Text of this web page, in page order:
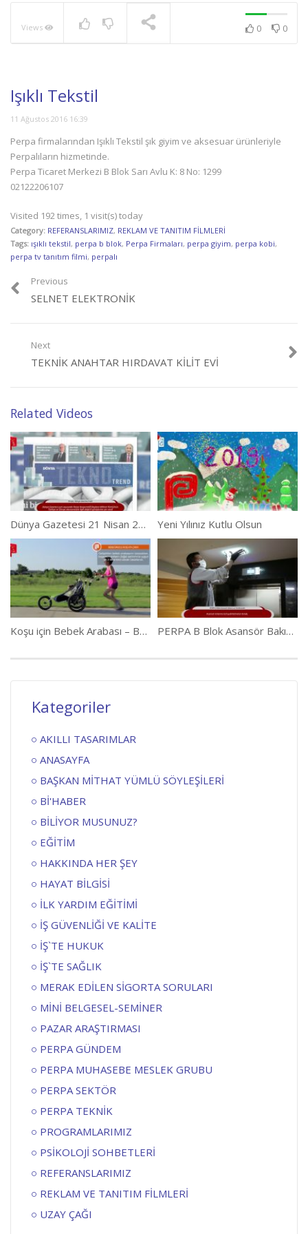
Views 0 0
Işıklı Tekstil
11 Ağustos 2016 16:39
Perpa firmalarından Işıklı Tekstil şık giyim ve aksesuar ürünleriyle
Perpalıların hizmetinde.
Perpa Ticaret Merkezi B Blok Sarı Avlu K: 8 No: 1299
02122206107
Visited 192 times, 1 visit(s) today
Category: REFERANSLARIMIZ, REKLAM VE TANITIM FİLMLERİ
Tags: ışıklı tekstil, perpa b blok, Perpa Firmaları, perpa giyim, perpa kobi,
perpa tv tanıtım filmi, perpalı
Previous
SELNET ELEKTRONIK
Next
TEKNIK ANAHTAR HIRDAVAT KILIT EVI
Related Videos
Dünya Gazetesi 21 Nisan 2017 Başkan Mithat Yümlü Röportajı Yeni Yılınız Kutlu Olsun
Koşu için Bebek Arabası – Bebekle Spor Yapmak PERPA B Blok Asansör Bakım ve Temizlikleri
Kategoriler
AKILLI TASARIMLAR
ANASAYFA
BAŞKAN MİTHAT YÜMLÜ SÖYLEŞİLERİ
Bİ'HABER
BİLİYOR MUSUNUZ?
EĞİTİM
HAKKINDA HER ŞEY
HAYAT BİLGİSİ
İLK YARDIM EĞİTİMİ
İŞ GÜVENLİĞİ VE KALİTE
İŞ`TE HUKUK
İŞ`TE SAĞLIK
MERAK EDİLEN SİGORTA SORULARI
MİNİ BELGESEL-SEMİNER
PAZAR ARAŞTIRMASI
PERPA GÜNDEM
PERPA MUHASEBE MESLEK GRUBU
PERPA SEKTÖR
PERPA TEKNİK
PROGRAMLARIMIZ
PSİKOLOJİ SOHBETLERİ
REFERANSLARIMIZ
REKLAM VE TANITIM FİLMLERİ
UZAY ÇAĞI